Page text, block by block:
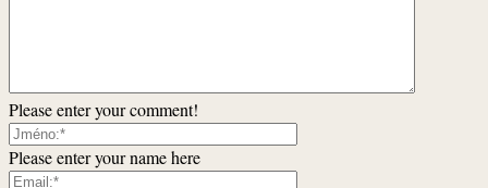
Please enter your comment!
Please enter your name here